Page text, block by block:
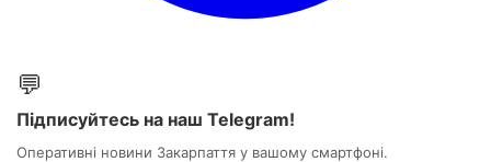
💬
Підписуйтесь на наш Telegram!
Оперативні новини Закарпаття у вашому смартфоні.